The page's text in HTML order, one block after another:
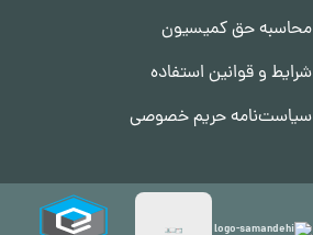
محاسبه حق کمیسیون
شرایط و قوانین استفاده
سیاست‌نامه حریم خصوصی